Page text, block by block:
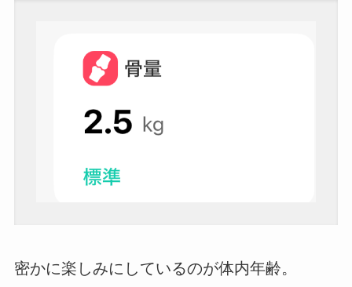
密かに楽しみにしているのが体内年齢。